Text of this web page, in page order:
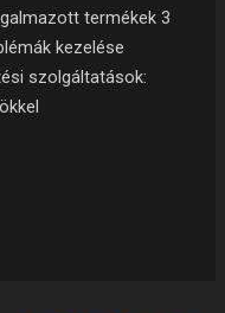
termékek 3
kezelése
szolgáltatások: